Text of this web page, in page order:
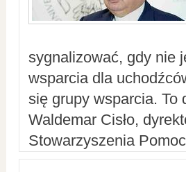
sygnalizować, gdy nie
wsparcia dla
się grupy wsparcia. To
Waldemar Cisło,
Stowarzyszenia